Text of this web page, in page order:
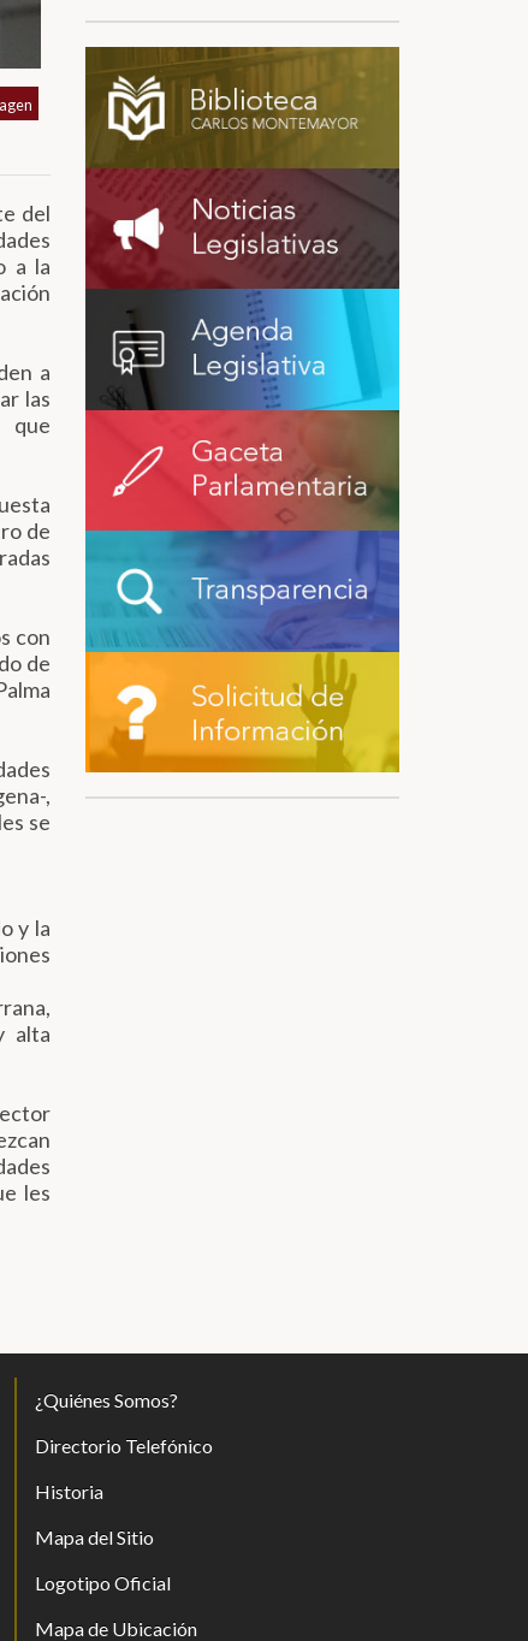
del
a la
a
las
que
de
con
de
,
se
y la
alta
les
¿Quiénes Somos?
Directorio Telefónico
Historia
Mapa del Sitio
Logotipo Oficial
Mapa de Ubicación